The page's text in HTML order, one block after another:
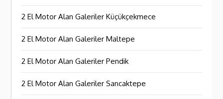
2 El Motor Alan Galeriler Küçükçekmece
2 El Motor Alan Galeriler Maltepe
2 El Motor Alan Galeriler Pendik
2 El Motor Alan Galeriler Sancaktepe